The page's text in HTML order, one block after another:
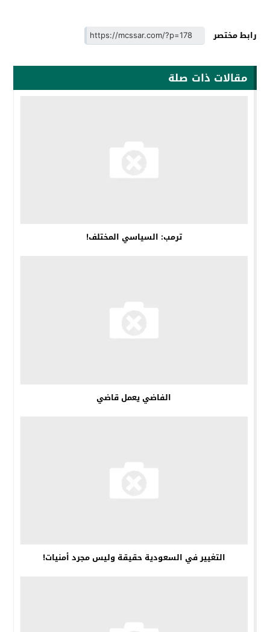
رابط مختصر
مقالات ذات صلة
ترمب: السياسي المختلف!
الفاضي يعمل قاضي
التغيير في السعودية حقيقة وليس مجرد أمنيات!